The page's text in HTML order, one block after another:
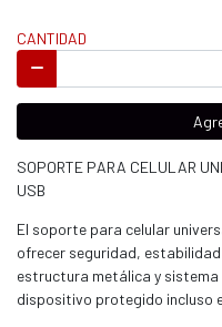
CANTIDAD
SOPORTE PARA CELULAR
USB
El soporte para celular
ofrecer seguridad,
estructura metálica y
dispositivo protegido incluso